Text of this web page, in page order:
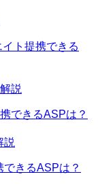
ト提携できる
できるASPは？
きるASPは？